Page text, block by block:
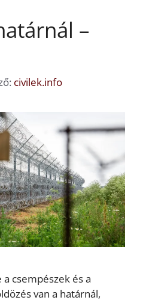
–
civilek.info
csempészek és a
van a határnál,